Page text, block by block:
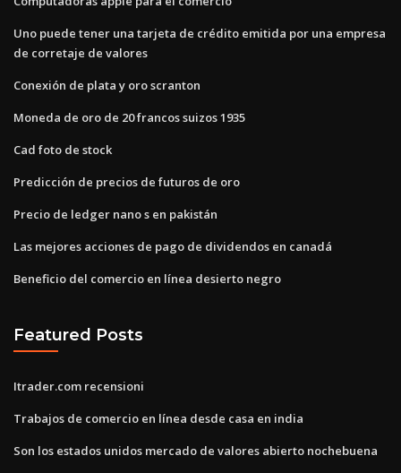
Uno puede tener una tarjeta de crédito emitida por una empresa
de corretaje de valores
Conexión de plata y oro scranton
Moneda de oro de 20 francos suizos 1935
Cad foto de stock
Predicción de precios de futuros de oro
Precio de ledger nano s en pakistán
Las mejores acciones de pago de dividendos en canadá
Beneficio del comercio en línea desierto negro
Featured Posts
Itrader.com recensioni
Trabajos de comercio en línea desde casa en india
Son los estados unidos mercado de valores abierto nochebuena